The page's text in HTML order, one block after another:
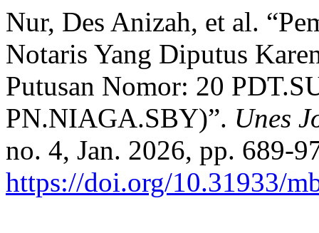
Nur, Des Anizah, et al.
Notaris Yang Diputus
Putusan Nomor: 20
PN.NIAGA.SBY)”. Unes
no. 4, Jan. 2026, pp. 689-
https://doi.org/10.31933/